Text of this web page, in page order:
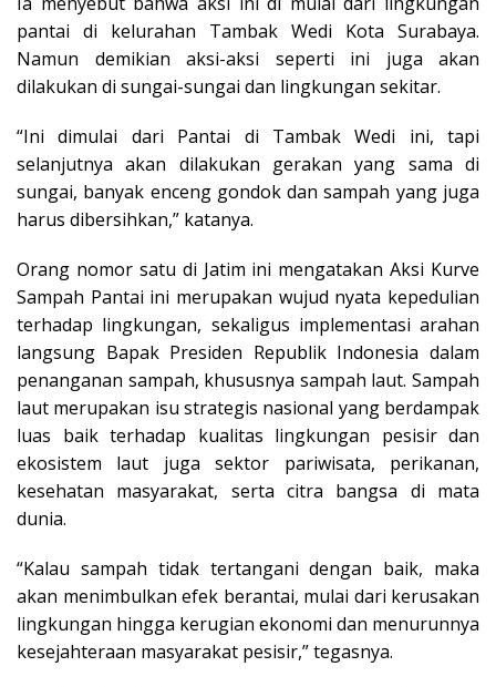
pantai di kelurahan Tambak Wedi Kota Surabaya.
Namun demikian aksi-aksi seperti ini juga akan
dilakukan di sungai-sungai dan lingkungan sekitar.
“Ini dimulai dari Pantai di Tambak Wedi ini, tapi
selanjutnya akan dilakukan gerakan yang sama di
sungai, banyak enceng gondok dan sampah yang juga
harus dibersihkan,” katanya.
Orang nomor satu di Jatim ini mengatakan Aksi Kurve
Sampah Pantai ini merupakan wujud nyata kepedulian
terhadap lingkungan, sekaligus implementasi arahan
langsung Bapak Presiden Republik Indonesia dalam
penanganan sampah, khususnya sampah laut. Sampah
laut merupakan isu strategis nasional yang berdampak
luas baik terhadap kualitas lingkungan pesisir dan
ekosistem laut juga sektor pariwisata, perikanan,
kesehatan masyarakat, serta citra bangsa di mata
dunia.
“Kalau sampah tidak tertangani dengan baik, maka
akan menimbulkan efek berantai, mulai dari kerusakan
lingkungan hingga kerugian ekonomi dan menurunnya
kesejahteraan masyarakat pesisir,” tegasnya.